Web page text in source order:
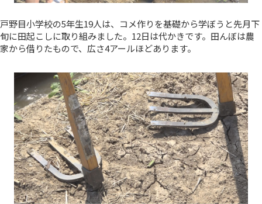
戸野目小学校の5年生19人は、コメ作りを基礎から学ぼうと先月下
旬に田起こしに取り組みました。12日は代かきです。田んぼは農
家から借りたもので、広さ4アールほどあります。